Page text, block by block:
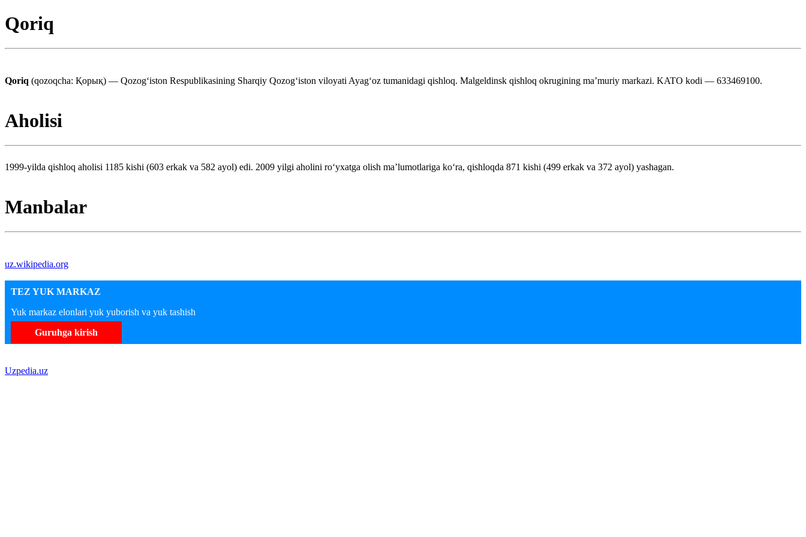
Qoriq
Qoriq (qozoqcha: Қорық) — Qozogʻiston Respublikasining Sharqiy Qozogʻiston viloyati Ayagʻoz tumanidagi qishloq. Malgeldinsk qishloq okrugining maʼmuriy markazi. KATO kodi — 633469100.
Aholisi
1999-yilda qishloq aholisi 1185 kishi (603 erkak va 582 ayol) edi. 2009 yilgi aholini roʻyxatga olish maʼlumotlariga koʻra, qishloqda 871 kishi (499 erkak va 372 ayol) yashagan.
Manbalar
uz.wikipedia.org
TEZ YUK MARKAZ
Yuk markaz elonlari yuk yuborish va yuk tashish
Guruhga kirish
Uzpedia.uz